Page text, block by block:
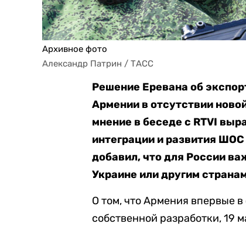
Архивное фото
Александр Патрин / ТАСС
Решение Еревана об
Армении в отсутствии
мнение в беседе с RTVI
интеграции и развития
добавил, что для России
Украине или другим
О том, что Армения впервые
собственной разработки, 19